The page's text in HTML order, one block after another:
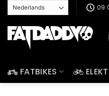
naar
inhoud
FATBIKES